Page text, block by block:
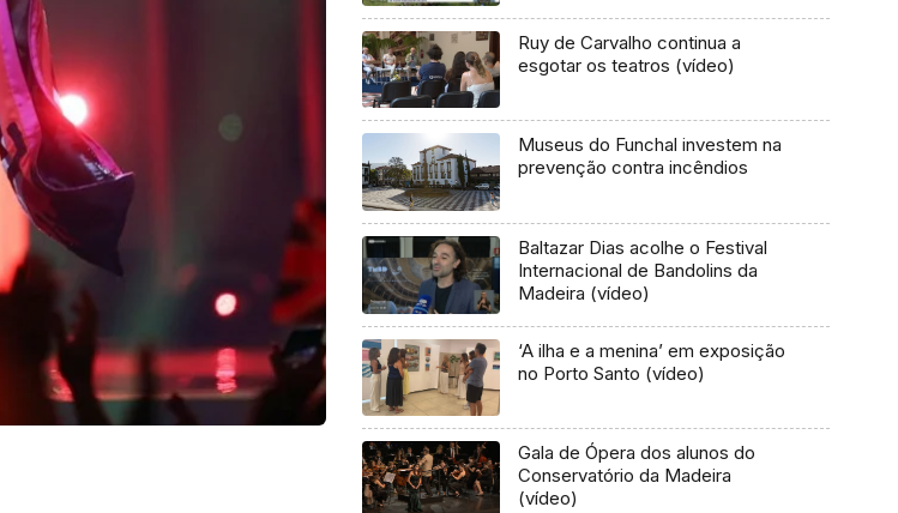
Ruy de Carvalho continua a
esgotar os teatros (vídeo)
Museus do Funchal investem na
prevenção contra incêndios
Baltazar Dias acolhe o Festival
Internacional de Bandolins da
Madeira (vídeo)
‘A ilha e a menina’ em exposição
no Porto Santo (vídeo)
Gala de Ópera dos alunos do
Conservatório da Madeira
(vídeo)